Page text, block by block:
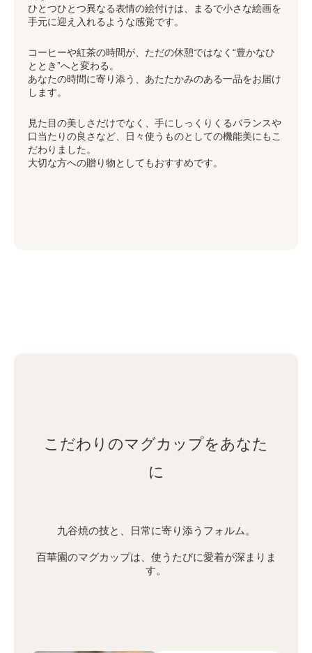
ひとつひとつ異なる表情の絵付けは、まるで小さな絵画を
手元に迎え入れるような感覚です。
コーヒーや紅茶の時間が、ただの休憩ではなく“豊かなひ
ととき”へと変わる。
あなたの時間に寄り添う、あたたかみのある一品をお届け
します。
見た目の美しさだけでなく、手にしっくりくるバランスや
口当たりの良さなど、日々使うものとしての機能美にもこ
だわりました。
大切な方への贈り物としてもおすすめです。
こだわりのマグカップをあなた
に
九谷焼の技と、日常に寄り添うフォルム。
百華園のマグカップは、使うたびに愛着が深まりま
す。